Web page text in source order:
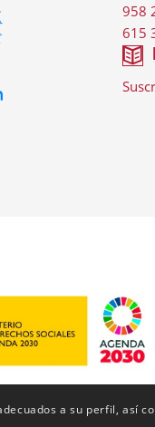
958
615
a su perfil, así